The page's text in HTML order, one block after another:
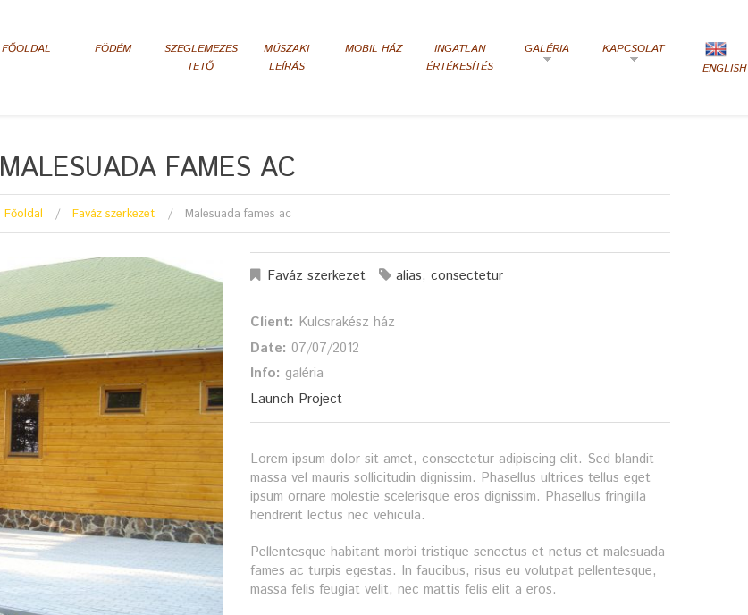
FŐOLDAL FÖDÉM
SZEGLEMEZES
TETŐ
MÚSZAKI
LEÍRÁS
MOBIL HÁZ
INGATLAN
ÉRTÉKESÍTÉS
GALÉRIA
KAPCSOLAT
ENGLISH
MALESUADA FAMES AC
Főoldal Faváz szerkezet Malesuada fames ac
Faváz szerkezet alias, consectetur
Client: Kulcsrakész ház
Date: 07/07/2012
Info: galéria
Launch Project
Lorem ipsum dolor sit amet, consectetur adipiscing elit. Sed blandit
massa vel mauris sollicitudin dignissim. Phasellus ultrices tellus eget
ipsum ornare molestie scelerisque eros dignissim. Phasellus fringilla
hendrerit lectus nec vehicula.
Pellentesque habitant morbi tristique senectus et netus et malesuada
fames ac turpis egestas. In faucibus, risus eu volutpat pellentesque,
massa felis feugiat velit, nec mattis felis elit a eros.